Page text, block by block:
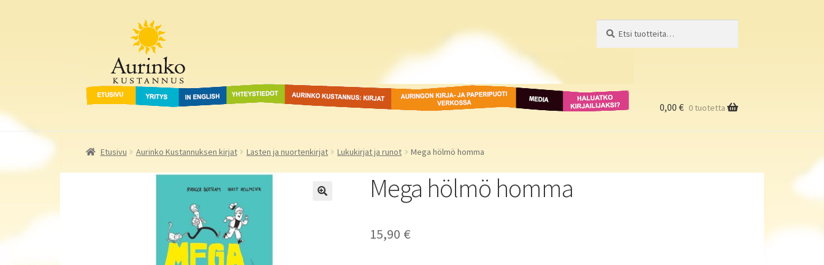
navigointiin
Aurinko Kustannus
Etusivu Yritys In English Yhteystiedot Aurinko Kustannus: kirjat Auringon kirja- ja
paperipuodit verkossa
Media
Haluatko
kirjailijaksi?
0,00 € 0 tuotetta
Etusivu Aurinko Kustannuksen kirjat Lasten ja nuortenkirjat Lukukirjat ja runot Mega hölmö homma
Mega hölmö homma
15,90 €